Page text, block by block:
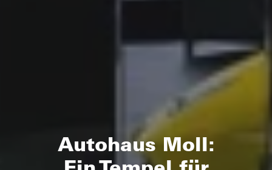
Autohaus Moll: